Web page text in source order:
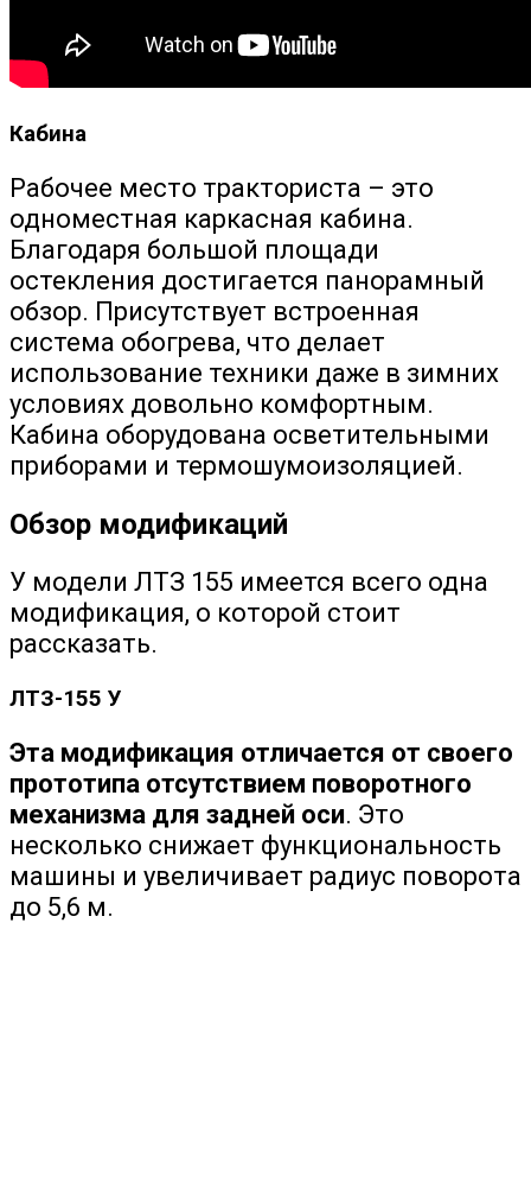
Кабина
Рабочее место тракториста – это
одноместная каркасная кабина.
Благодаря большой площади
остекления достигается панорамный
обзор. Присутствует встроенная
система обогрева, что делает
использование техники даже в зимних
условиях довольно комфортным.
Кабина оборудована осветительными
приборами и термошумоизоляцией.
Обзор модификаций
У модели ЛТЗ 155 имеется всего одна
модификация, о которой стоит
рассказать.
ЛТЗ-155 У
Эта модификация отличается от своего
прототипа отсутствием поворотного
механизма для задней оси. Это
несколько снижает функциональность
машины и увеличивает радиус поворота
до 5,6 м.